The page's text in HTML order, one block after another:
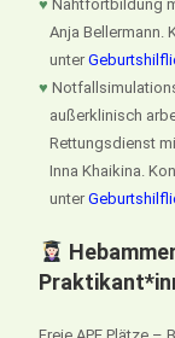
♥ Nahtfortbildung
Anja Bellermann.
unter
♥
außerklinisch
Rettungsdienst
Inna Khaikina.
unter